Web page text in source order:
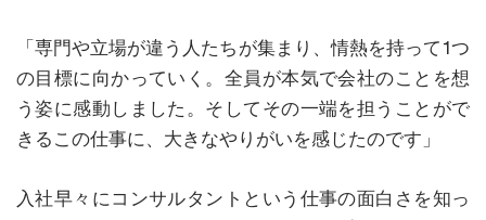
「専門や立場が違う人たちが集まり、情熱を持って1つ
の目標に向かっていく。全員が本気で会社のことを想
う姿に感動しました。そしてその一端を担うことがで
きるこの仕事に、大きなやりがいを感じたのです」
入社早々にコンサルタントという仕事の面白さを知っ